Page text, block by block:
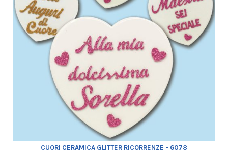
CUORI CERAMICA GLITTER RICORRENZE - 6078